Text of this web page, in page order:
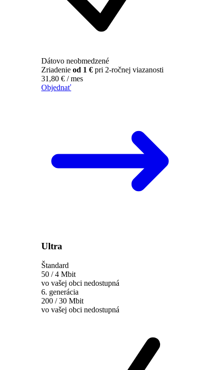
Dátovo neobmedzené
Zriadenie od 1 € pri 2-ročnej viazanosti
31,80 € / mes
Objednať
Ultra
Štandard
50 / 4 Mbit
vo vašej obci nedostupná
6. generácia
200 / 30 Mbit
vo vašej obci nedostupná